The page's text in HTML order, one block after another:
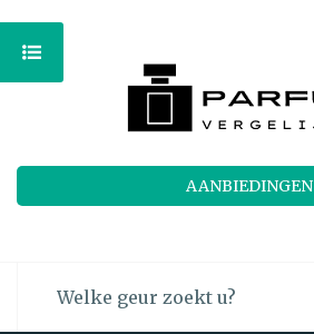
AANBIEDINGEN